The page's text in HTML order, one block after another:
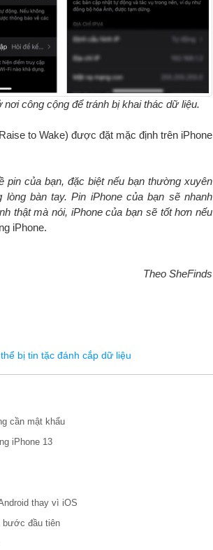
công cộng để tránh bị khai thác dữ liệu.
to Wake) được đặt mặc định trên iPhone
pin của bạn, đặc biệt nếu bạn thường xuyên
bàn tay. Pin iPhone của bạn sẽ nhanh
thật mà nói, iPhone của bạn sẽ tốt hơn nếu
iPhone.
Theo SheFinds
bị tin tặc đánh cắp dữ liệu
cần mật khẩu
iPhone 13
thay vì iOS
bước đầu tiên